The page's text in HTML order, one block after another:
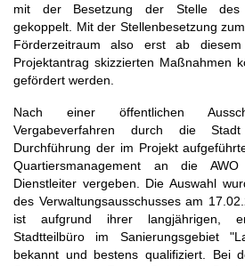
mit der Besetzung der Stelle des
gekoppelt. Mit der Stellenbesetzung
Förderzeitraum also erst ab
Projektantrag skizzierten Maßnahmen
gefördert werden.
Nach einer öffentlichen
Vergabeverfahren durch die
Durchführung der im Projekt
Quartiersmanagement an die
Dienstleiter vergeben. Die Auswahl
des Verwaltungsausschusses am
ist aufgrund ihrer langjährigen,
Stadtteilbüro im Sanierungsgebiet
bekannt und bestens qualifiziert. Bei